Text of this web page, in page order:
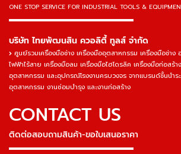
ONE STOP SERVICE FOR INDUSTRIAL TOOLS &
▬▬▬▬▬▬▬▬▬▬▬▬▬▬▬
บริษัท ไทยพัฒนสิน ควอลิตี้ ทูลส์ จำกัด
ศูนย์รวมเครื่องมือช่าง เครื่องมืออุตสาหกรรม เครื่องมือช่า
ไฟฟ้าไร้สาย เครื่องมือลม เครื่องมือไฮโดรลิค เครื่องมือก่อสร้
อุตสาหกรรม และอุปกรณ์โรงงานครบวงจร จากแบรนด์ชั้นนำร
อุตสาหกรรม งานซ่อมบำรุง และงานก่อสร้าง
CONTACT US
ติดต่อสอบถามสินค้า-ขอใบเสนอราคา
▬▬▬▬▬▬▬▬▬▬▬▬▬▬▬